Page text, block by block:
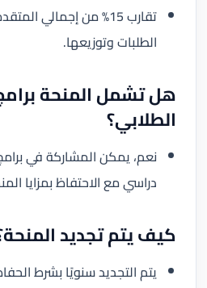
تقارب 15% من إجمالي
الطلبات وتوزيعها.
هل تشمل المنحة
الطلابي؟
نعم، يمكن المشاركة في
دراسي مع الاحتفاظ بمزايا
كيف يتم تجديد
يتم التجديد سنويًا بشرط